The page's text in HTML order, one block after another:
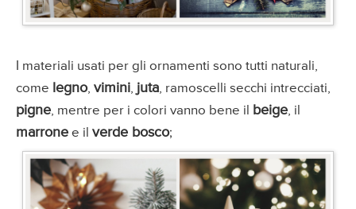
I materiali usati per gli ornamenti sono tutti naturali,
come legno, vimini, juta, ramoscelli secchi intrecciati,
pigne, mentre per i colori vanno bene il beige, il
marrone e il verde bosco;